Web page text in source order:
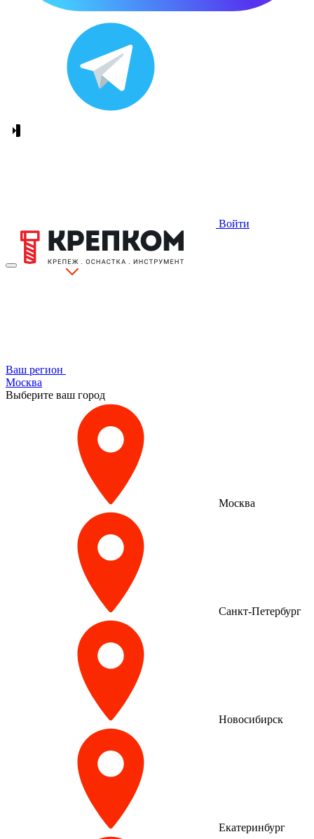
Войти
Ваш регион
Москва
Выберите ваш город
Москва
Санкт-Петербург
Новосибирск
Екатеринбург